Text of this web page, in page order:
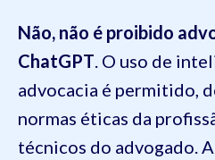
Não, não é proibido
ChatGPT. O uso de
advocacia é permitido,
normas éticas da
técnicos do advogado.